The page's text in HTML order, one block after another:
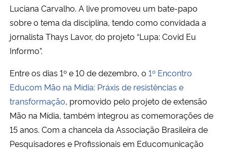
Luciana Carvalho. A live promoveu um bate-papo
sobre o tema da disciplina, tendo como convidada a
jornalista Thays Lavor, do projeto “Lupa: Covid Eu
Informo”.
Entre os dias 1º e 10 de dezembro, o 1º Encontro
Educom Mão na Mídia: Práxis de resistências e
transformação, promovido pelo projeto de extensão
Mão na Mídia, também integrou as comemorações de
15 anos. Com a chancela da Associação Brasileira de
Pesquisadores e Profissionais em Educomunicação